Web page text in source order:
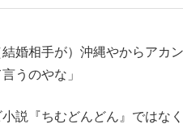
と言って…」サッカー日本代表・
結婚相手が）沖縄やからアカ
うのやな」
説『ちむどんどん』ではな